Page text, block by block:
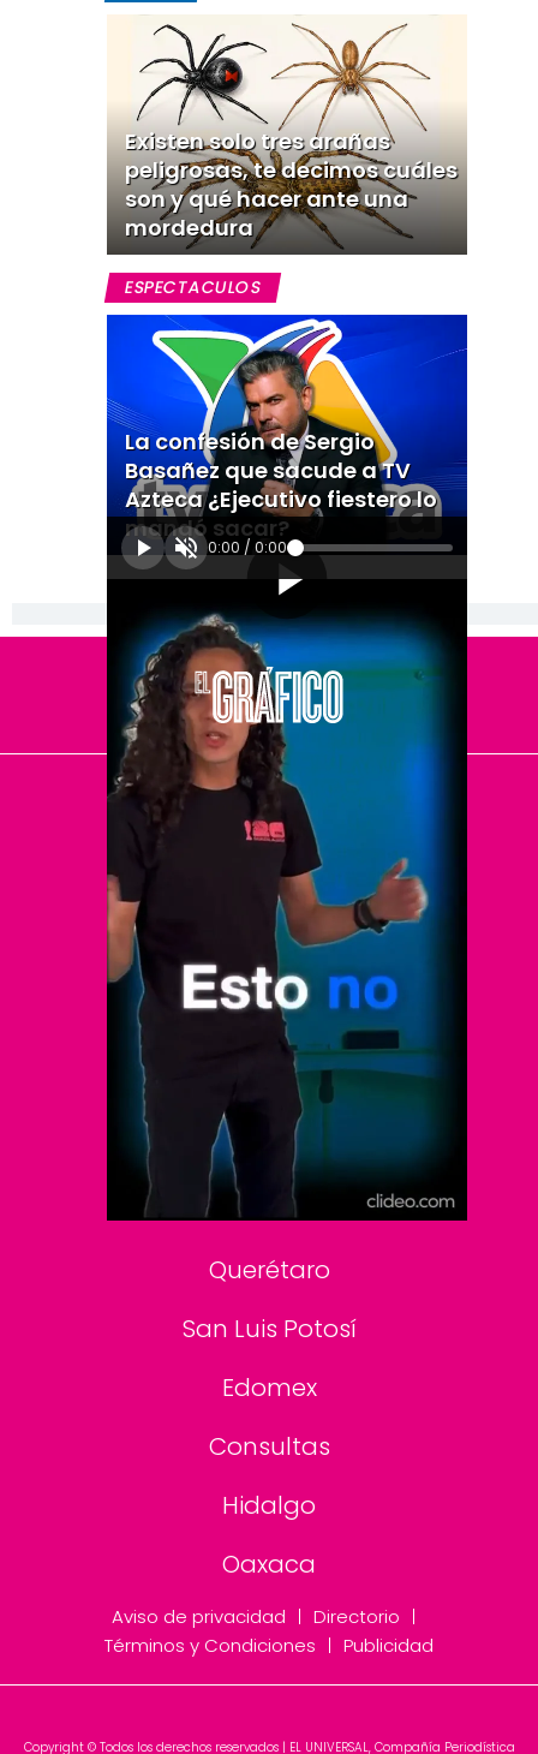
Existen solo tres arañas
peligrosas, te decimos cuáles
son y qué hacer ante una
mordedura
ESPECTACULOS
La confesión de Sergio
Basañez que sacude a TV
Azteca ¿Ejecutivo fiestero lo
mandó sacar?
0:00 / 0:00
[Publicidad]
El Universal
Vive USA
Clase
De 10 sports
DeDinero
Confabulario
Aviso Oportuno
Consultas
Querétaro
San Luis Potosí
Edomex
Consultas
Hidalgo
Oaxaca
Aviso de privacidad
Directorio
Términos y Condiciones
Publicidad
Copyright © Todos los derechos reservados | EL UNIVERSAL, Compañía Periodística